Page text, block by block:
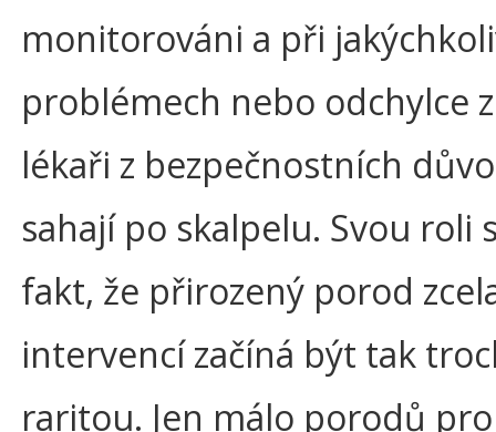
monitorováni a při
problémech nebo odchylce
lékaři z bezpečnostních
sahají po skalpelu. Svou roli
fakt, že přirozený porod
intervencí začíná být tak
raritou. Jen málo porodů